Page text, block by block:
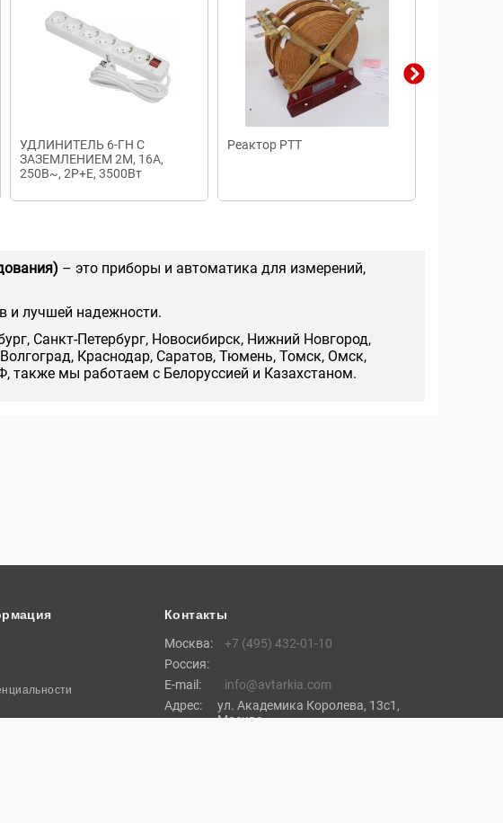
УДЛИНИТЕЛЬ 6-ГН С
ЗАЗЕМЛЕНИЕМ 2М, 16А,
250В~, 2P+E, 3500Вт
Реактор РТТ
– это приборы и автоматика для измерений,
и лучшей надежности.
Санкт-Петербург, Новосибирск, Нижний Новгород,
Краснодар, Саратов, Тюмень, Томск, Омск,
также мы работаем с Белоруссией и Казахстаном.
Контакты
Москва:
+7 (495) 432-01-10
Россия:
E-mail:
info@avtarkia.com
Адрес:
ул. Академика Королева, 13с1,
Москва